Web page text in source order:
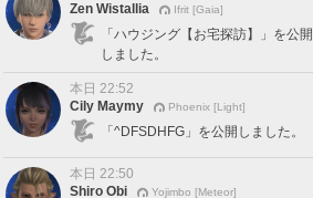
Zen Wistallia
Ifrit [Gaia]
「ハウジング【お宅探訪】」を公開
しました。
本日 22:52
Cily Maymy
Phoenix [Light]
「^DFSDHFG」を公開しました。
本日 22:50
Shiro Obi
Yojimbo [Meteor]